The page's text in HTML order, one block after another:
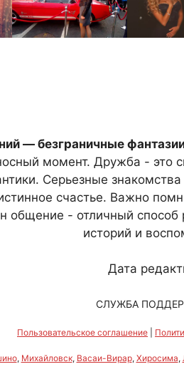
— безграничные
момент. Дружба - это
Серьезные
счастье. Важно
общение - отличный
историй и
Дата
СЛУЖБА
Пользовательское соглашение
, Михайловск, Васаи-Вирар, Хиросима,